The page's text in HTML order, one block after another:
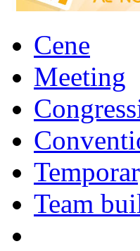
Cene
Meeting
Team